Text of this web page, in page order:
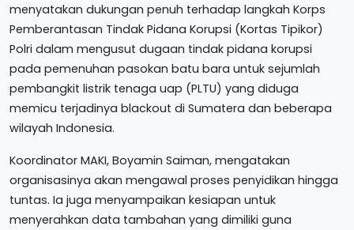
menyatakan dukungan penuh terhadap langkah Korps
Pemberantasan Tindak Pidana Korupsi (Kortas Tipikor)
Polri dalam mengusut dugaan tindak pidana korupsi
pada pemenuhan pasokan batu bara untuk sejumlah
pembangkit listrik tenaga uap (PLTU) yang diduga
memicu terjadinya blackout di Sumatera dan beberapa
wilayah Indonesia.
Koordinator MAKI, Boyamin Saiman, mengatakan
organisasinya akan mengawal proses penyidikan hingga
tuntas. Ia juga menyampaikan kesiapan untuk
menyerahkan data tambahan yang dimiliki guna